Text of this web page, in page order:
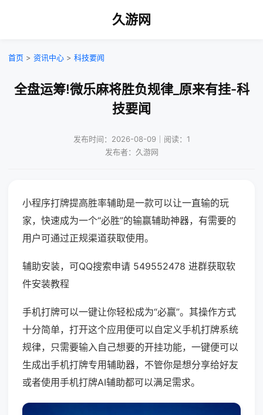
久游网
首页 > 资讯中心 > 科技要闻
全盘运筹!微乐麻将胜负规律_原来有挂-科
技要闻
发布时间：2026-08-09｜阅读：1
发布者：久游网
小程序打牌提高胜率辅助是一款可以让一直输的玩
家，快速成为一个“必胜”的输赢辅助神器，有需要的
用户可通过正规渠道获取使用。
辅助安装，可QQ搜索申请 549552478 进群获取软
件安装教程
手机打牌可以一键让你轻松成为“必赢”。其操作方式
十分简单，打开这个应用便可以自定义手机打牌系统
规律，只需要输入自己想要的开挂功能，一键便可以
生成出手机打牌专用辅助器，不管你是想分享给好友
或者使用手机打牌AI辅助都可以满足需求。